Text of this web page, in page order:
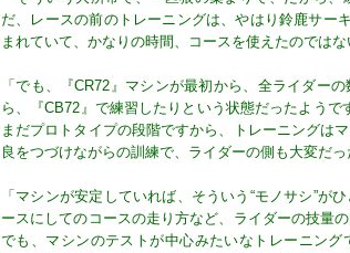
だ、レースの前のトレーニングは、やはり鈴鹿サー
まれていて、かなりの時間、コースを使えたのではな
「でも、『CR72』マシンが最初から、全ライダー
ら、『CB72』で練習したりという状態だったようで
まだプロトタイプの段階ですから、トレーニングは
良をつづけながらの訓練で、ライダーの側も大変だっ
「マシンが安定していれば、そういう“モノサシ”が
ースにしてのコースの走り方など、ライダーの技量
でも、マシンのテストが中心みたいなトレーニン